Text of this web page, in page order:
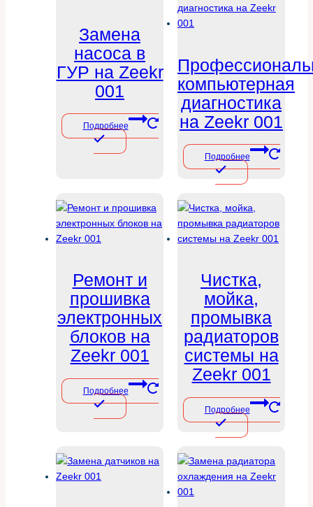
Замена
насоса в
ГУР на Zeekr
001
Подробнее
компьютерная
диагностика
на Zeekr 001
Подробнее
Ремонт и
прошивка
электронных
блоков на
Zeekr 001
Подробнее
Чистка,
мойка,
промывка
радиаторов
системы на
Zeekr 001
Подробнее